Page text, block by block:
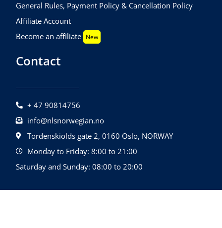
General Rules, Payment Policy & Cancellation Policy
Affiliate Account
Become an affiliate New
Contact
+ 47 90814756
info@nlsnorwegian.no
Tordenskiolds gate 2, 0160 Oslo, NORWAY
Monday to Friday: 8:00 to 21:00
Saturday and Sunday: 08:00 to 20:00